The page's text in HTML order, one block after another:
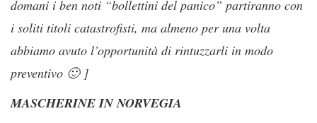
domani i ben noti “bollettini del panico” partiranno con
i soliti titoli catastrofisti, ma almeno per una volta
abbiamo avuto l’opportunità di rintuzzarli in modo
preventivo 🙂]
MASCHERINE IN NORVEGIA